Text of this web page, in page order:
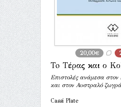
20,00€
To Τέρας και ο
Επιστολές ανάμεσα
και στον Αυστραλό
Cassi Plate